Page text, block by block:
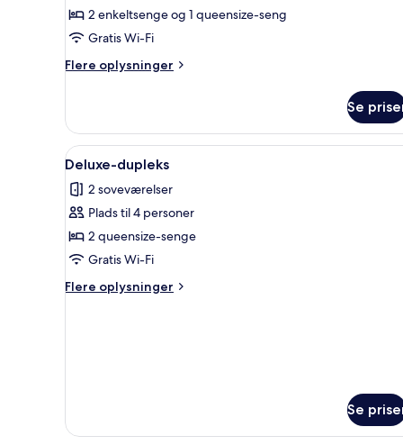
2 enkeltsenge og 1 queensize-seng
Gratis Wi-Fi
Flere oplysninger
Flere
dupleks
Se
Indlæs
alle
billeder
af
Deluxe-
dupleks
Et moderne hotelværelse
18
Deluxe-dupleks
2 soveværelser
Plads til 4 personer
2 queensize-senge
Gratis Wi-Fi
Flere oplysninger
Flere
Se